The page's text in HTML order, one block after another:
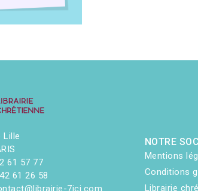
Lille
61 57 77
61 26 58
7ici.com
NOTRE
Mentions
Conditions
Librairie